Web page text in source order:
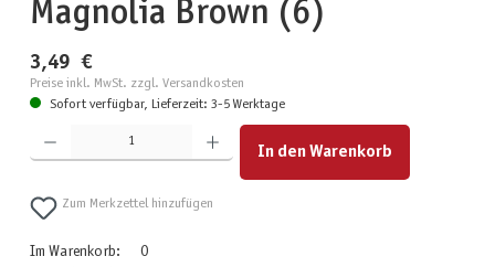
Magnolia Brown (6)
3,49 €
Preise inkl. MwSt. zzgl. Versandkosten
Sofort verfügbar, Lieferzeit: 3-5 Werktage
Produkt Anzahl: Gib den gewünschten Wert ein oder benutze die Schaltflächen um die Anzahl zu
In den Warenkorb
Zum Merkzettel hinzufügen
Im Warenkorb:
0